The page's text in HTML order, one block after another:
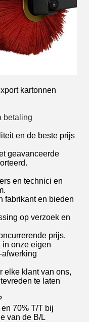
kartonnen
betaling
en de beste prijs
geavanceerde
en technici en
fabrikant en bieden
op verzoek en
prijs,
in onze eigen
afwerking
elke klant van ons,
te laten
70% T/T bij
van de B/L